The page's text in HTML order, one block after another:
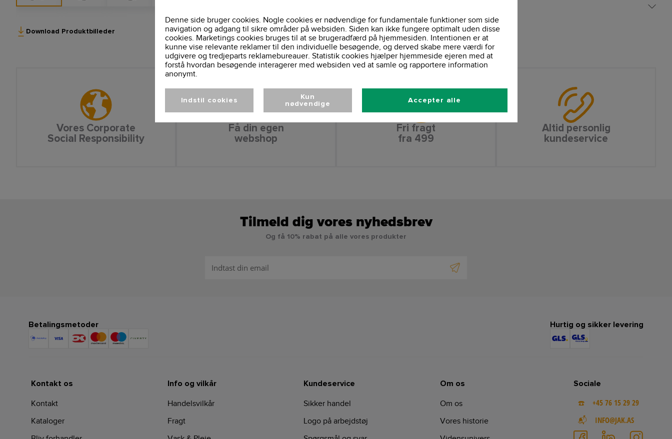
Denne side bruger cookies. Nogle cookies er nødvendige for fundamentale funktioner som side
navigation og adgang til sikre områder på websiden. Siden kan ikke fungere optimalt uden disse
cookies. Marketings cookies bruges til at se brugeradfærd på hjemmesiden. Intentionen er at
kunne vise relevante reklamer til den individuelle besøgende, og derved skabe mere værdi for
udgivere og tredjeparts reklamebureauer. Statistik cookies hjælper hjemmeside ejeren med at
forstå hvordan besøgende interagerer med websiden ved at samle og rapportere information
anonymt.
Indstil cookies
Kun
nødvendige
Accepter alle
Download Produktbilleder
Vores Corporate
Social Responsibility
Få din egen
webshop
Fri fragt
fra 499
Altid personlig
kundeservice
Tilmeld dig vores nyhedsbrev
Og få 10% rabat på alle vores produkter
Betalingsmetoder Hurtig og sikker levering
Kontakt os
Kontakt
Kataloger
Info og vilkår
Handelsvilkår
Fragt
Kundeservice
Sikker handel
Logo på arbejdstøj
Om os
Om os
Vores historie
Sociale
☎️ +45 76 15 29 29
📬 INFO@JAK.AS